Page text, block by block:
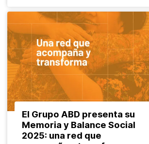
El Grupo ABD presenta su
Memoria y Balance Social
2025: una red que